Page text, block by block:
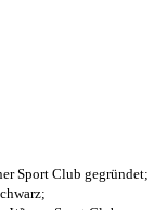
Sport Club gegründet;